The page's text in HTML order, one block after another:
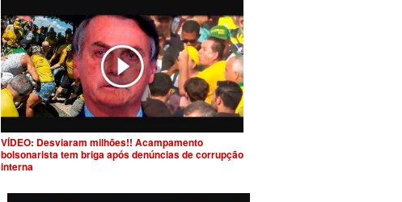
VÍDEO: Desviaram milhões!! Acampamento
bolsonarista tem briga após denúncias de corrupção
interna